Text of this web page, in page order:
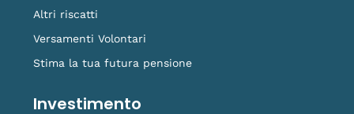
Altri riscatti
Versamenti Volontari
Stima la tua futura pensione
Investimento